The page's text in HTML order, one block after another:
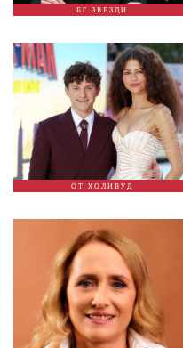
БГ ЗВЕЗДИ
ОТ ХОЛИВУД